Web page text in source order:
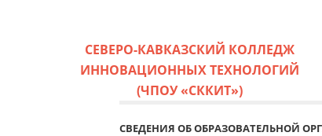
СЕВЕРО-КАВКАЗСКИЙ КОЛЛЕДЖ
ИННОВАЦИОННЫХ ТЕХНОЛОГИЙ
(ЧПОУ «СККИТ»)
СВЕДЕНИЯ ОБ ОБРАЗОВАТЕЛЬНОЙ